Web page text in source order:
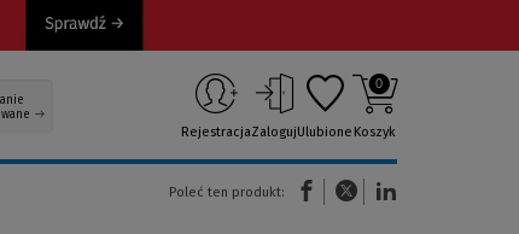
RejestracjaZalogujUlubione
0
Koszyk
Poleć ten produkt:
(Nowe okno)(Link do innej strony)